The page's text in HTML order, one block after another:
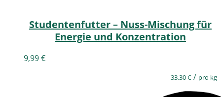
Studentenfutter – Nuss-Mischung für
Energie und Konzentration
9,99€
33,30€ / pro kg